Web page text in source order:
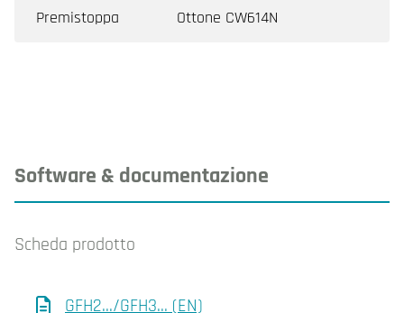
Premistoppa Ottone CW614N
Software & documentazione
Scheda prodotto
GFH2.../GFH3... (EN)